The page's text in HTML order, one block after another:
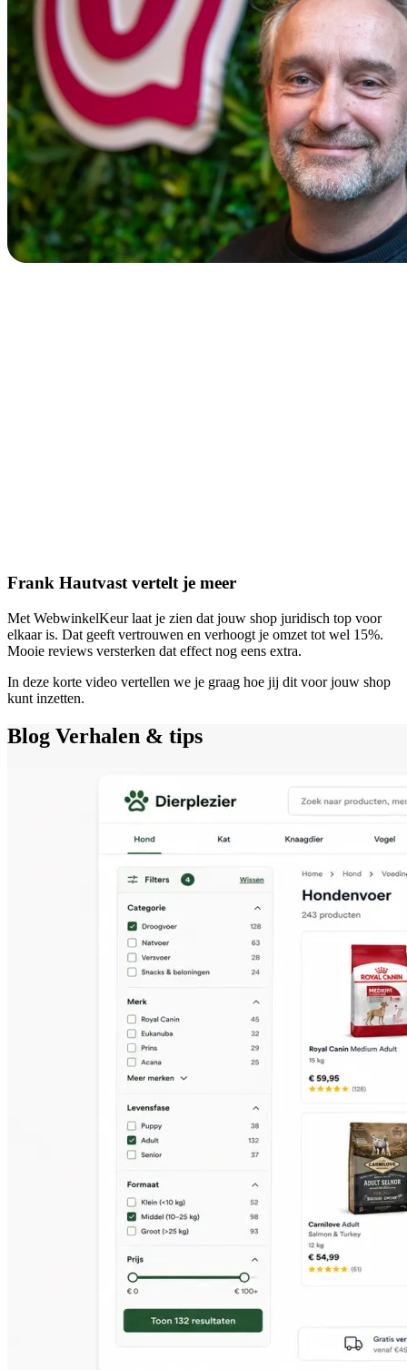
Frank Hautvast vertelt je meer
Met WebwinkelKeur laat je zien dat jouw shop juridisch top voor
elkaar is. Dat geeft vertrouwen en verhoogt je omzet tot wel 15%.
Mooie reviews versterken dat effect nog eens extra.
In deze korte video vertellen we je graag hoe jij dit voor jouw shop
kunt inzetten.
Blog Verhalen & tips